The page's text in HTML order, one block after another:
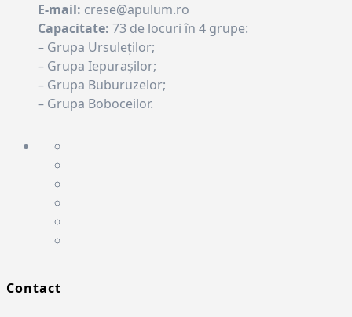
E-mail: crese@apulum.ro
Capacitate: 73 de locuri în 4 grupe:
– Grupa Ursuleților;
– Grupa Iepurașilor;
– Grupa Buburuzelor;
– Grupa Boboceilor.
Contact